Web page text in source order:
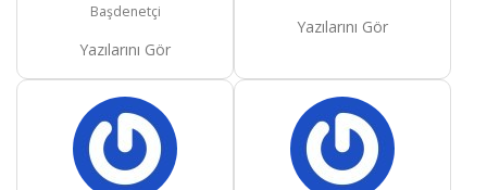
Başdenetçi
Yazılarını Gör
Yazılarını Gör